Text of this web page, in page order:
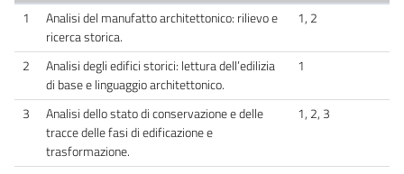
1
Analisi del manufatto architettonico: rilievo e
ricerca storica.
1, 2
2
Analisi degli edifici storici: lettura dell’edilizia
di base e linguaggio architettonico.
1
3
Analisi dello stato di conservazione e delle
tracce delle fasi di edificazione e
trasformazione.
1, 2, 3